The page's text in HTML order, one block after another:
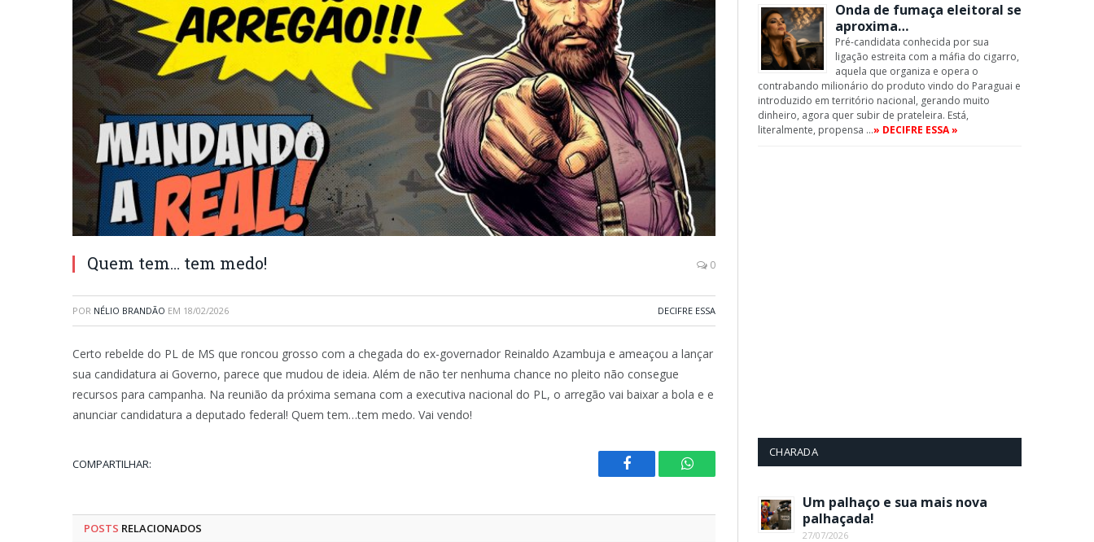
Quem tem… tem medo! 0
POR NÉLIO BRANDÃO EM 18/02/2026 DECIFRE ESSA
Certo rebelde do PL de MS que roncou grosso com a chegada do ex-governador Reinaldo Azambuja e ameaçou a lançar
sua candidatura ai Governo, parece que mudou de ideia. Além de não ter nenhuma chance no pleito não consegue
recursos para campanha. Na reunião da próxima semana com a executiva nacional do PL, o arregão vai baixar a bola e e
anunciar candidatura a deputado federal! Quem tem…tem medo. Vai vendo!
COMPARTILHAR:
Facebook WhatsApp
POSTS RELACIONADOS
Onda de fumaça eleitoral se
aproxima…
Pré-candidata conhecida por sua
ligação estreita com a máfia do cigarro,
aquela que organiza e opera o
contrabando milionário do produto vindo do Paraguai e
introduzido em território nacional, gerando muito
dinheiro, agora quer subir de prateleira. Está,
literalmente, propensa …» DECIFRE ESSA »
CHARADA
Um palhaço e sua mais nova
palhaçada!
27/07/2026